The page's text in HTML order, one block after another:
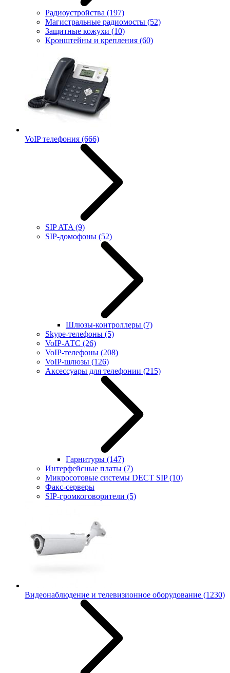
Радиоустройства (197)
Магистральные радиомосты (52)
Защитные кожухи (10)
Кронштейны и крепления (60)
VoIP телефония (666)
SIP ATA (9)
SIP-домофоны (52)
Шлюзы-контроллеры (7)
Skype-телефоны (5)
VoIP-АТС (26)
VoIP-телефоны (208)
VoIP-шлюзы (126)
Аксессуары для телефонии (215)
Гарнитуры (147)
Интерфейсные платы (7)
Микросотовые системы DECT SIP(10)
Факс-серверы
SIP-громкоговорители (5)
Видеонаблюдение и телевизионное оборудование (1230)